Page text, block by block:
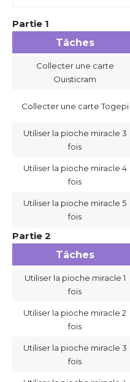
Partie 1
Tâches
Collecter une carte
Ouisticram
Collecter une carte Togepi
Utiliser la pioche miracle 3
fois
Utiliser la pioche miracle 4
fois
Utiliser la pioche miracle 5
fois
Partie 2
Tâches
Utiliser la pioche miracle 1
fois
Utiliser la pioche miracle 2
fois
Utiliser la pioche miracle 3
fois